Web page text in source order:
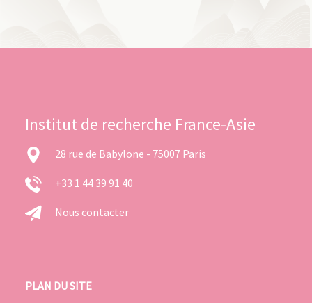
Institut de recherche France-Asie
28 rue de Babylone - 75007 Paris
+33 1 44 39 91 40
Nous contacter
PLAN DU SITE